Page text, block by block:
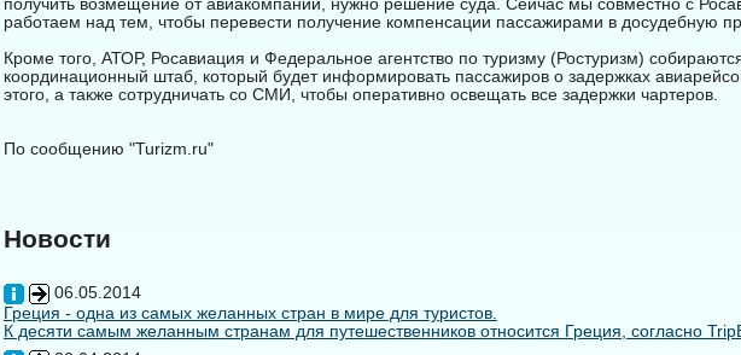
работаем над тем, чтобы перевести получение компенсации пассажирами в досудебную
Кроме того, АТОР, Росавиация и Федеральное агентство по туризму (Ростуризм)
координационный штаб, который будет информировать пассажиров о задержках
этого, а также сотрудничать со СМИ, чтобы оперативно освещать все задержки чартеров.
По сообщению "Turizm.ru"
Новости
06.05.2014
Греция - одна из самых желанных стран в мире для туристов.
К десяти самым желанным странам для путешественников относится Греция, согласно